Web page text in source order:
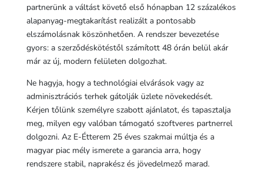
partnerünk a váltást követő első hónapban 12 százalékos
alapanyag-megtakarítást realizált a pontosabb
elszámolásnak köszönhetően. A rendszer bevezetése
gyors: a szerződéskötéstől számított 48 órán belül akár
már az új, modern felületen dolgozhat.
Ne hagyja, hogy a technológiai elvárások vagy az
adminisztrációs terhek gátolják üzlete növekedését.
Kérjen tőlünk személyre szabott ajánlatot, és tapasztalja
meg, milyen egy valóban támogató szoftveres partnerrel
dolgozni. Az E-Étterem 25 éves szakmai múltja és a
magyar piac mély ismerete a garancia arra, hogy
rendszere stabil, naprakész és jövedelmező marad.